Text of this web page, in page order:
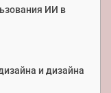
ИИ в
и дизайна